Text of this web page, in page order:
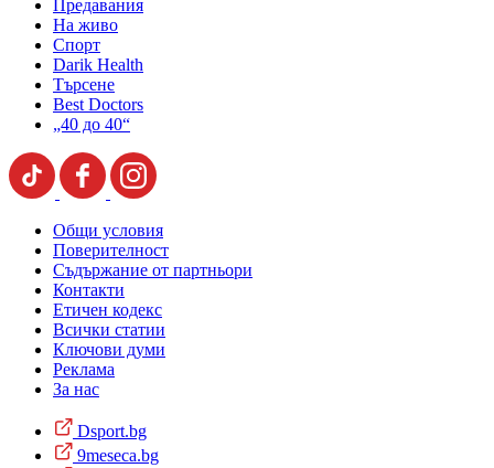
Предавания
На живо
Спорт
Darik Health
Търсене
Best Doctors
„40 до 40“
Общи условия
Поверителност
Съдържание от партньори
Контакти
Етичен кодекс
Всички статии
Ключови думи
Реклама
За нас
Dsport.bg
9meseca.bg